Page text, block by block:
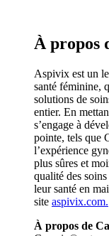
À propos
Aspivix est un
santé féminine,
solutions de
entier. En
s’engage à
pointe, tels que
l’expérience
plus sûres et
qualité des
leur santé en
site aspivix.com.
À propos de